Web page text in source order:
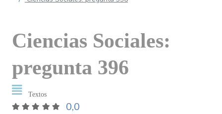
Ciencias Sociales:
pregunta 396
Textos
0,0